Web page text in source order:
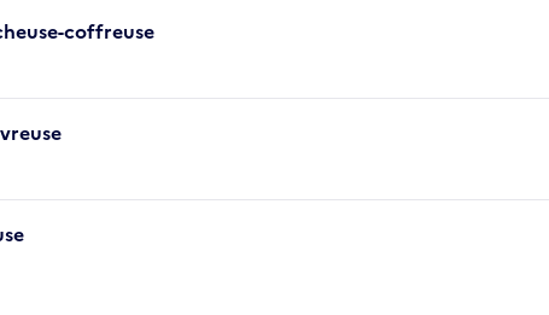
coffreuse